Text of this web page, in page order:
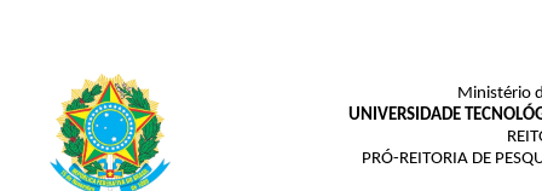
Ministério
UNIVERSIDADE
PRÓ-REITORIA DE